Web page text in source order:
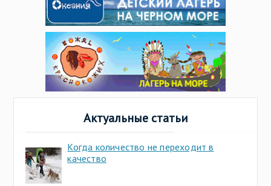
Актуальные статьи
Когда количество не переходит в
качество